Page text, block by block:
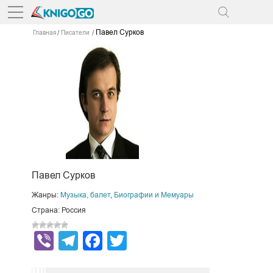
Главная Писатели Павел Сурков
Павел Сурков
Жанры: Музыка, балет, Биографии и Мемуары
Страна: Россия
ViberTelegram
Facebook